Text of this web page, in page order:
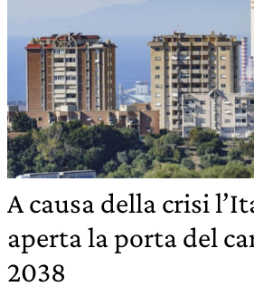
A causa della crisi
aperta la porta del
2038